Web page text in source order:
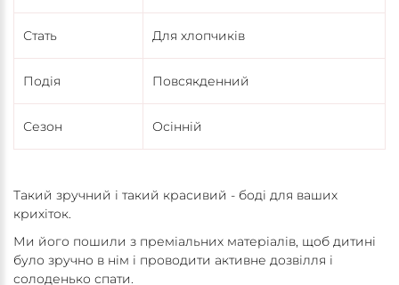
Стать Для хлопчиків
Подія Повсякденний
Сезон Осінній
Такий зручний і такий красивий - боді для ваших
крихіток.
Ми його пошили з преміальних матеріалів, щоб дитині
було зручно в нім і проводити активне дозвілля і
солоденько спати.